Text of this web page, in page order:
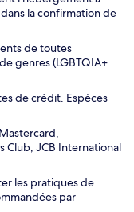
la confirmation de
de toutes
genres (LGBTQIA+
de crédit. Espèces
Club, JCB International
les pratiques de
par